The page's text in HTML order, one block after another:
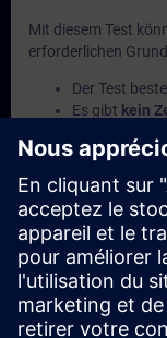
Mit diesem Test
erforderlichen
Der Test
Es gibt kein
sind Sie
Wenn Sie
Ihnen, den
(TIA-PRO2)
vertiefen.
Ce contenu fait